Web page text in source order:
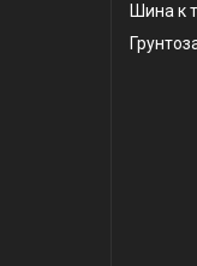
Шина к